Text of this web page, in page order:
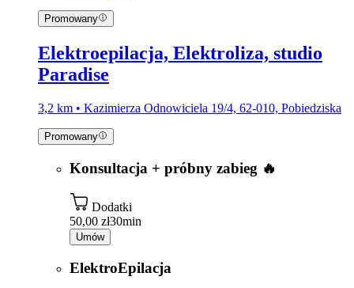
Promowany
Elektroepilacja, Elektroliza, studio
Paradise
3,2 km • Kazimierza Odnowiciela 19/4, 62-010, Pobiedziska
Promowany
Konsultacja + próbny zabieg 🔥
Dodatki
50,00 zł30min
Umów
ElektroEpilacja